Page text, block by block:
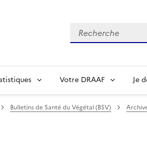
Recherche
Votre DRAAF Je
Bulletins de Santé du Végétal (BSV)